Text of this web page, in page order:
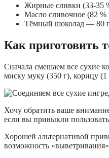
Жирные сливки (33-35
Масло сливочное (82
Тёмный шоколад — 80
Как приготовить
Сначала смешаем все сухие
миску муку (350 г), корицу
Хочу обратить ваше
если вы привыкли
Хорошей альтернативой
возможность